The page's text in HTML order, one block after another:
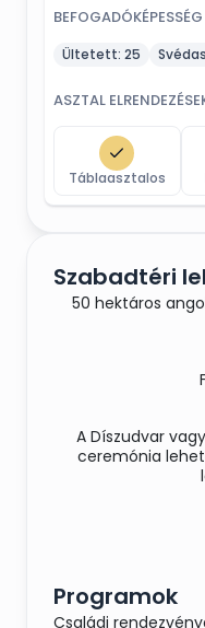
Ültetett: 25
ASZTAL
Táblaasztalos
Szabadtéri
50 hektáros
A Díszudvar
ceremónia
Programok
Családi